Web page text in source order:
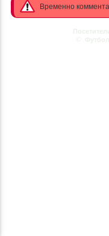
Временно